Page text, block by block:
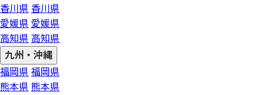
香川県 香川県
愛媛県 愛媛県
高知県 高知県
九州・沖縄
福岡県 福岡県
熊本県 熊本県